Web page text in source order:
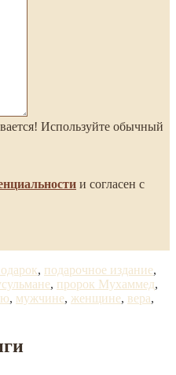
Используйте обычный
и согласен с
, подарочное издание,
, пророк Мухаммед,
, мужчине, женщине, вера,